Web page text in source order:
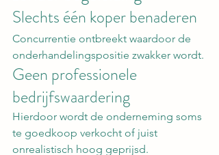
Slechts één koper benaderen
Concurrentie ontbreekt waardoor de
onderhandelingspositie zwakker wordt.
Geen professionele
bedrijfswaardering
Hierdoor wordt de onderneming soms
te goedkoop verkocht of juist
onrealistisch hoog geprijsd.